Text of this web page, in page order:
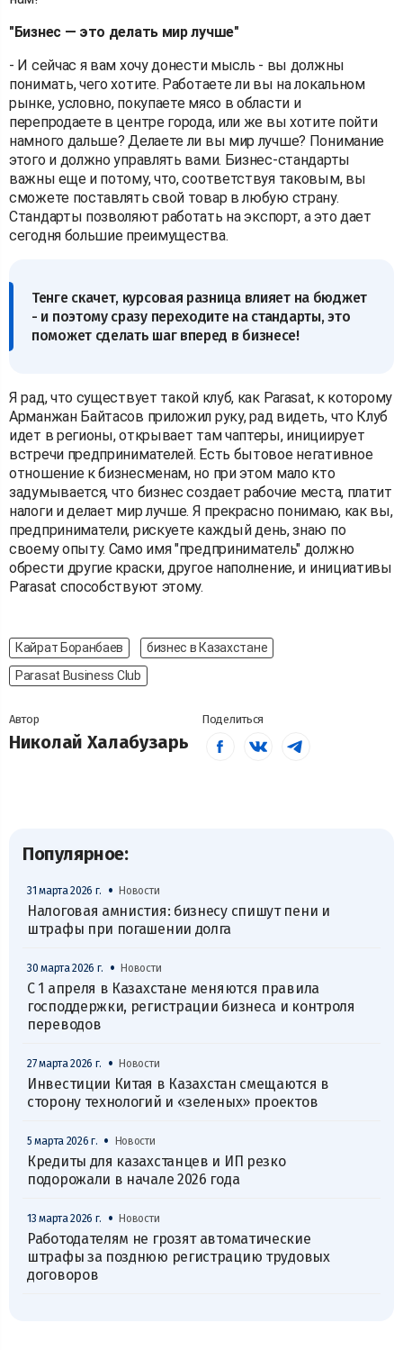
"Бизнес — это делать мир лучше"
- И сейчас я вам хочу донести мысль - вы должны
понимать, чего хотите. Работаете ли вы на локальном
рынке, условно, покупаете мясо в области и
перепродаете в центре города, или же вы хотите пойти
намного дальше? Делаете ли вы мир лучше? Понимание
этого и должно управлять вами. Бизнес-стандарты
важны еще и потому, что, соответствуя таковым, вы
сможете поставлять свой товар в любую страну.
Стандарты позволяют работать на экспорт, а это дает
сегодня большие преимущества.
Тенге скачет, курсовая разница влияет на бюджет
- и поэтому сразу переходите на стандарты, это
поможет сделать шаг вперед в бизнесе!
Я рад, что существует такой клуб, как Parasat, к которому
Арманжан Байтасов приложил руку, рад видеть, что Клуб
идет в регионы, открывает там чаптеры, инициирует
встречи предпринимателей. Есть бытовое негативное
отношение к бизнесменам, но при этом мало кто
задумывается, что бизнес создает рабочие места, платит
налоги и делает мир лучше. Я прекрасно понимаю, как вы,
предприниматели, рискуете каждый день, знаю по
своему опыту. Само имя "предприниматель" должно
обрести другие краски, другое наполнение, и инициативы
Parasat способствуют этому.
Кайрат Боранбаев
бизнес в Казахстане
Parasat Business Club
Автор
Николай Халабузарь
Поделиться
Популярное:
31 марта 2026 г. • Новости
Налоговая амнистия: бизнесу спишут пени и
штрафы при погашении долга
30 марта 2026 г. • Новости
С 1 апреля в Казахстане меняются правила
господдержки, регистрации бизнеса и контроля
переводов
27 марта 2026 г. • Новости
Инвестиции Китая в Казахстан смещаются в
сторону технологий и «зеленых» проектов
5 марта 2026 г. • Новости
Кредиты для казахстанцев и ИП резко
подорожали в начале 2026 года
13 марта 2026 г. • Новости
Работодателям не грозят автоматические
штрафы за позднюю регистрацию трудовых
договоров